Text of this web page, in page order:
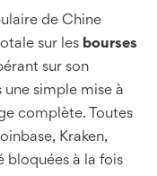
de Chine
sur les bourses
sur son
simple mise à
complète. Toutes
Kraken,
bloquées à la fois